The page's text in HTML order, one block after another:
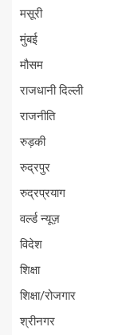
मसूरी
मुंबई
मौसम
राजधानी दिल्ली
राजनीति
रुड़की
रुद्रपुर
रुद्रप्रयाग
वर्ल्ड न्यूज़
विदेश
शिक्षा
शिक्षा/रोजगार
श्रीनगर